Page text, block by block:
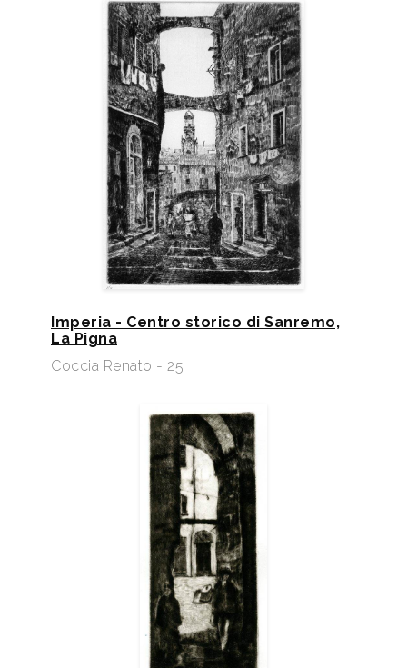
Imperia - Centro storico di Sanremo,
La Pigna
Coccia Renato - 25